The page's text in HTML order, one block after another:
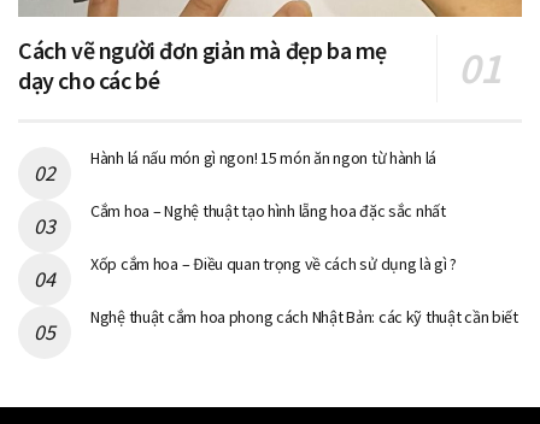
Cách vẽ người đơn giản mà đẹp ba mẹ
dạy cho các bé
Hành lá nấu món gì ngon! 15 món ăn ngon từ hành lá
Cắm hoa – Nghệ thuật tạo hình lẵng hoa đặc sắc nhất
Xốp cắm hoa – Điều quan trọng về cách sử dụng là gì ?
Nghệ thuật cắm hoa phong cách Nhật Bản: các kỹ thuật cần biết